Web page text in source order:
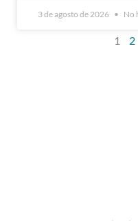
3 de agosto de 2026 No
1 2